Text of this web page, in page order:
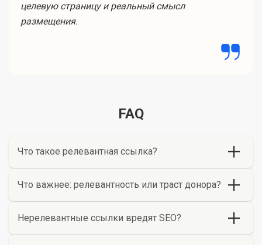
целевую страницу и реальный смысл
размещения.
FAQ
Что такое релевантная ссылка?
Что важнее: релевантность или траст донора?
Нерелевантные ссылки вредят SEO?